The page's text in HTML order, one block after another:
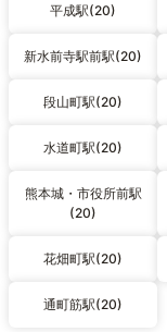
平成駅(20)
新水前寺駅前駅(20)
段山町駅(20)
水道町駅(20)
熊本城・市役所前駅
(20)
花畑町駅(20)
通町筋駅(20)